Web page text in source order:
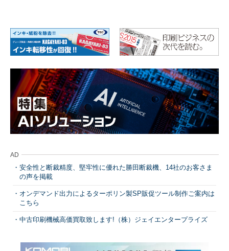
AD
安全性と断裁精度、堅牢性に優れた勝田断裁機、14社のお客さま
の声を掲載
オンデマンド出力によるターポリン製SP販促ツール制作ご案内は
こちら
中古印刷機械高価買取致します!（株）ジェイエンタープライズ